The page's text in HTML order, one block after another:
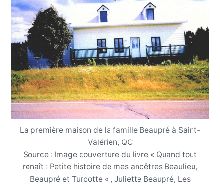
La première maison de la famille Beaupré à Saint-
Valérien, QC
Source : Image couverture du livre « Quand tout
renaît : Petite histoire de mes ancêtres Beaulieu,
Beaupré et Turcotte « , Juliette Beaupré, Les